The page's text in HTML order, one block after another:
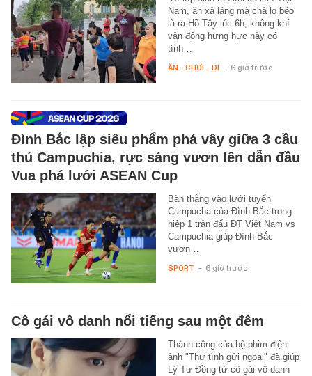
Nam, ăn xả láng mà chả lo béo
là ra Hồ Tây lúc 6h; không khí
vận động hừng hực này có
tính…
ĂN - CHƠI - ĐI - 6 giờ trước
Đình Bắc lập siêu phẩm phá vây giữa 3 cầu
thủ Campuchia, rực sáng vươn lên dẫn đầu
Vua phá lưới ASEAN Cup
Bàn thắng vào lưới tuyển
Campucha của Đình Bắc trong
hiệp 1 trận đấu ĐT Việt Nam vs
Campuchia giúp Đình Bắc
vươn…
SPORT - 6 giờ trước
Cô gái vô danh nổi tiếng sau một đêm
Thành công của bộ phim điện
ảnh "Thư tình gửi ngoại" đã giúp
Lý Tư Đồng từ cô gái vô danh